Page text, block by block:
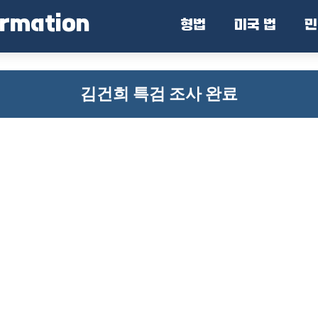
형법 미국 법
김건희 특검 조사 완료